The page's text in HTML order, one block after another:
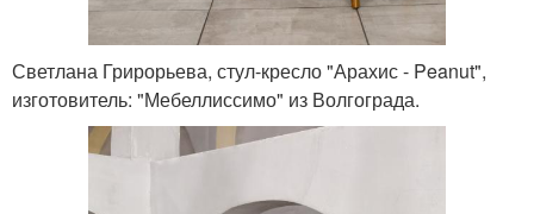
Светлана Грирорьева, стул-кресло "Арахис - Peanut",
изготовитель: "Мебеллиссимо" из Волгограда.